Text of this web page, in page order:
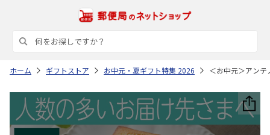
ホーム ギフトストア お中元・夏ギフト特集 2026 ＜お中元＞アン